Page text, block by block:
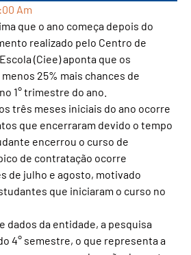
Am
que o ano começa depois do
realizado pelo Centro de
(Ciee) aponta que os
25% mais chances de
1° trimestre do ano.
três meses iniciais do ano ocorre
que encerraram devido o tempo
encerrou o curso de
de contratação ocorre
de julho e agosto, motivado
que iniciaram o curso no
dados da entidade, a pesquisa
4° semestre, o que representa a